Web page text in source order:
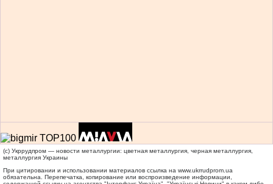
(c) Укррудпром — новости металлургии: цветная металлургия, черная металлургия,
металлургия Украины
При цитировании и использовании материалов ссылка на www.ukrrudprom.ua
обязательна. Перепечатка, копирование или воспроизведение информации,